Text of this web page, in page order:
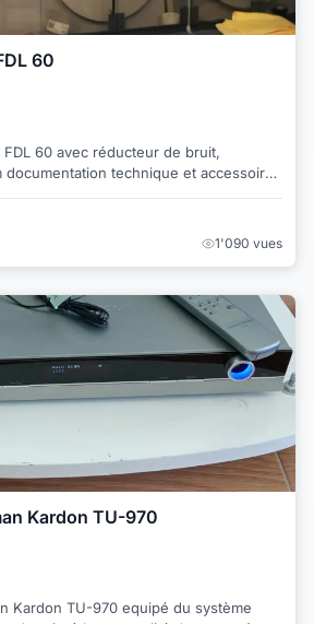
60
FDL 60 avec réducteur de bruit,
documentation technique et accessoires
1'090 vues
Kardon TU-970
Kardon TU-970 equipé du système